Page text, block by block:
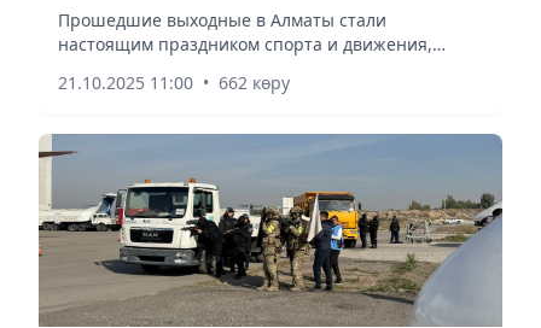
Прошедшие выходные в Алматы стали
настоящим праздником спорта и движения,
21.10.2025 11:00 • 662 көру